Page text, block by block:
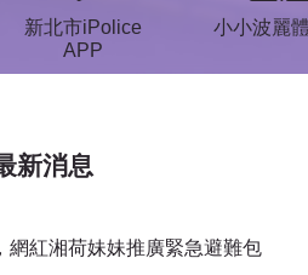
新北市iPolice
APP
小小波麗
新消息
網紅湘荷妹妹推廣緊急避難包